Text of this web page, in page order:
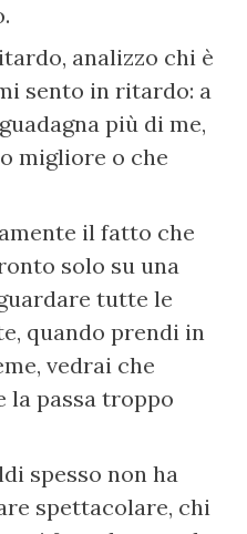
analizzo chi è
sento in ritardo: a
più di me,
migliore o che
il fatto che
solo su una
tutte le
quando prendi in
vedrai che
la passa troppo
spesso non ha
spettacolare, chi